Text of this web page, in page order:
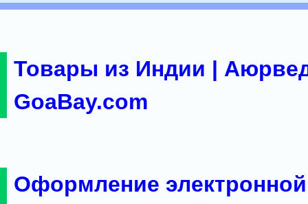
Товары из Индии |
GoaBay.com
Оформление электронной